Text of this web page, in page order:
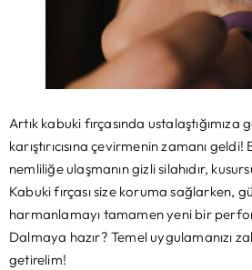
Artık kabuki fırçasında
karıştırıcısına çevirmenin zamanı
nemliliğe ulaşmanın gizli silahıdır,
Kabuki fırçası size koruma sağlarken,
harmanlamayı tamamen yeni bir
Dalmaya hazır? Temel uygulamanızı
getirelim!